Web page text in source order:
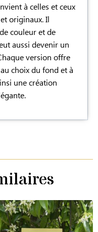
à celles et ceux
originaux. Il
couleur et de
aussi devenir un
version offre
choix du fond et à
une création